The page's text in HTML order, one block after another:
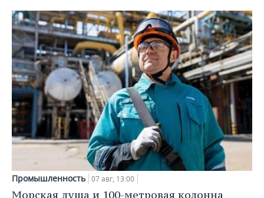
Промышленность 07 авг, 13:00
Морская душа и 100-метровая колонна